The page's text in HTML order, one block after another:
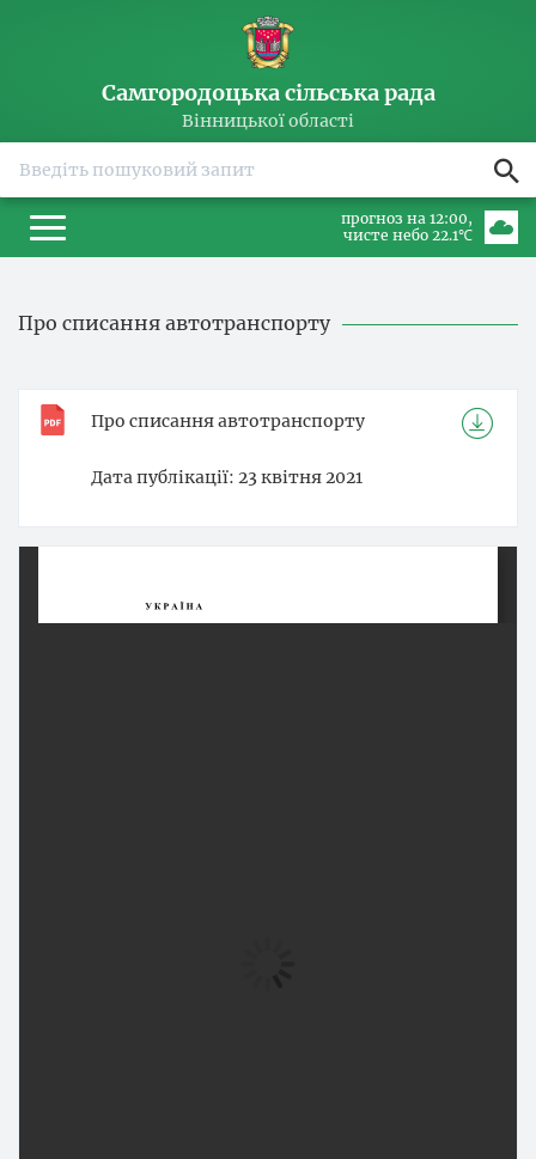
Самгородоцька сільська рада
Вінницької області
прогноз на 12:00
чисте небо 22.1℃
Про списання автотранспорту
Про списання автотранспорту
Дата публікації 23 квітня 2021